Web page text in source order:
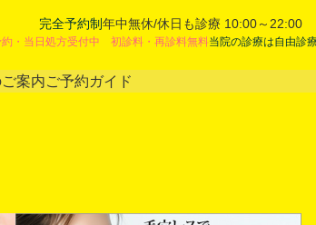
完全予約制年中無休/休日も診療 10:00～22:00
約・当日処方受付中 初診料・再診料無料当院の診療は自由診
案内ご予約ガイド